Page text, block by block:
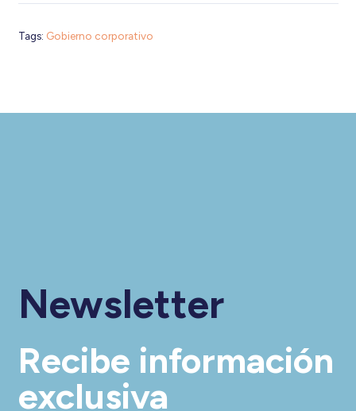
Tags: Gobierno corporativo
Newsletter
Recibe información
exclusiva